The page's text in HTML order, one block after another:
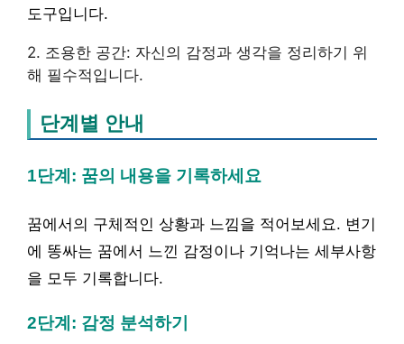
도구입니다.
2. 조용한 공간: 자신의 감정과 생각을 정리하기 위
해 필수적입니다.
단계별 안내
1단계: 꿈의 내용을 기록하세요
꿈에서의 구체적인 상황과 느낌을 적어보세요. 변기
에 똥싸는 꿈에서 느낀 감정이나 기억나는 세부사항
을 모두 기록합니다.
2단계: 감정 분석하기